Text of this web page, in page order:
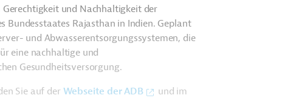
Gerechtigkeit und Nachhaltigkeit der
Bundesstaates Rajasthan in Indien. Geplant
und Abwasserentsorgungssystemen, die
eine nachhaltige und
Gesundheitsversorgung.
Sie auf der Webseite der ADB
und im